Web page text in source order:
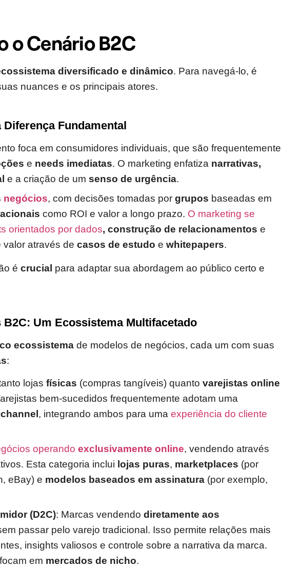
o Cenário B2C
diversificado e dinâmico. Para navegá-lo, é
nuances e os principais atores.
Fundamental
foca em consumidores individuais, que são frequentemente
e needs imediatas. O marketing enfatiza narrativas,
e a criação de um senso de urgência.
negócios, com decisões tomadas por grupos baseadas em
como ROI e valor a longo prazo. O marketing se
orientados por dados, construção de relacionamentos e
através de casos de estudo e whitepapers.
é crucial para adaptar sua abordagem ao público certo e
Um Ecossistema Multifacetado
ecossistema de modelos de negócios, cada um com suas
:
lojas físicas (compras tangíveis) quanto varejistas online
bem-sucedidos frequentemente adotam uma
, integrando ambos para uma experiência do cliente
operando exclusivamente online, vendendo através
Esta categoria inclui lojas puras, marketplaces (por
eBay) e modelos baseados em assinatura (por exemplo,
(D2C): Marcas vendendo diretamente aos
passar pelo varejo tradicional. Isso permite relações mais
insights valiosos e controle sobre a narrativa da marca.
em mercados de nicho.